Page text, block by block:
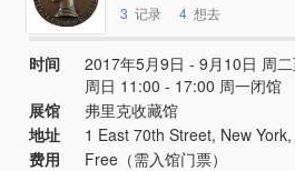
3 记录 4 想去
时间
2017年5月9日 - 9月10日 周
周日 11:00 - 17:00 周一闭馆
展馆
弗里克收藏馆
地址
1 East 70th Street, New York,
费用
Free（需入馆门票）